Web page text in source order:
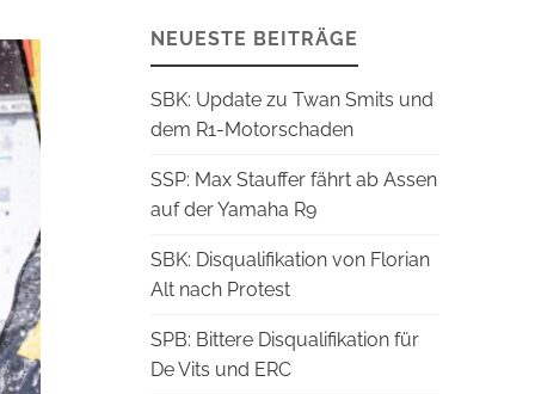
NEUESTE BEITRÄGE
SBK: Update zu Twan Smits und
dem R1-Motorschaden
SSP: Max Stauffer fährt ab Assen
auf der Yamaha R9
SBK: Disqualifikation von Florian
Alt nach Protest
SPB: Bittere Disqualifikation für
De Vits und ERC